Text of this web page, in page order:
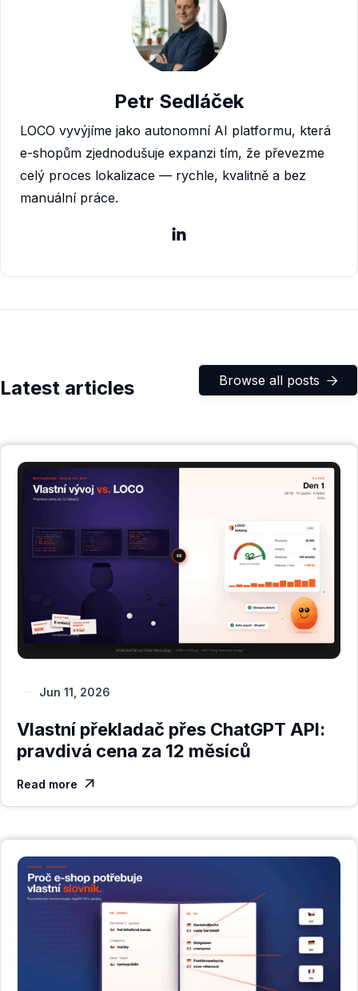
Petr Sedláček
LOCO vyvýjíme jako autonomní AI platformu, která
e-shopům zjednodušuje expanzi tím, že převezme
celý proces lokalizace — rychle, kvalitně a bez
manuální práce.

Latest articles Browse all posts 
Jun 11, 2026
Vlastní překladač přes ChatGPT API:
pravdivá cena za 12 měsíců
Read more 